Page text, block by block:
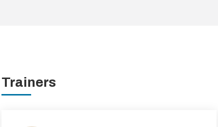
Trainers